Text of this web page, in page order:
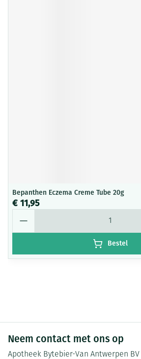
Bepanthen Eczema Creme Tube 20g
€ 11,95
Bestel
Neem contact met ons op
Apotheek Bytebier-Van Antwerpen BV